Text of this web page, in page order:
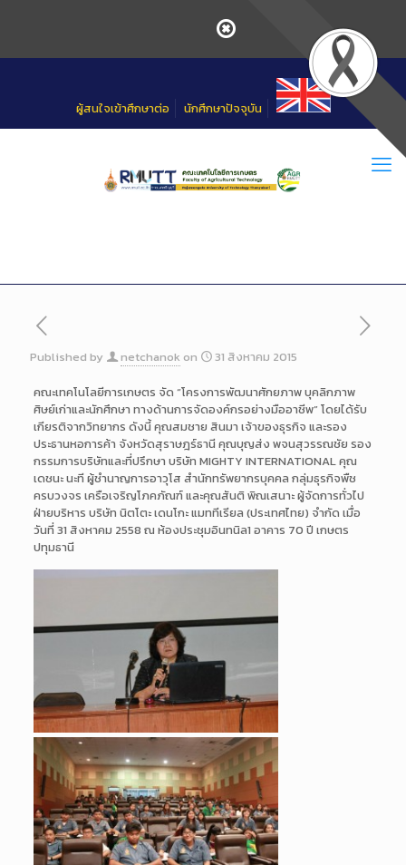
ผู้สนใจเข้าศึกษาต่อ นักศึกษาปัจจุบัน
Published by netchanok on 31 สิงหาคม 2015
คณะเทคโนโลยีการเกษตร จัด “โครงการพัฒนาศักยภาพ บุคลิกภาพ
ศิษย์เก่าและนักศึกษา ทางด้านการจัดองค์กรอย่างมืออาชีพ” โดยได้รับ
เกียรติจากวิทยากร ดังนี้ คุณสมชาย สินมา เจ้าของธุรกิจ และรอง
ประธานหอการค้า จังหวัดสุราษฎร์ธานี คุณบุญส่ง พจนสุวรรณชัย รอง
กรรมการบริษัทและที่ปรึกษา บริษัท MIGHTY INTERNATIONAL คุณ
เดชนะ นะที ผู้ชำนาญการอาวุโส สำนักทรัพยากรบุคคล กลุ่มธุรกิจพืช
ครบวงจร เครือเจริญโภคภัณฑ์ และคุณสันติ พิณเสนาะ ผู้จัดการทั่วไป
ฝ่ายบริหาร บริษัท นิตโตะ เดนโกะ แมททีเรียล (ประเทศไทย) จำกัด เมื่อ
วันที่ 31 สิงหาคม 2558 ณ ห้องประชุมอินทนิล1 อาคาร 70 ปี เกษตร
ปทุมธานี